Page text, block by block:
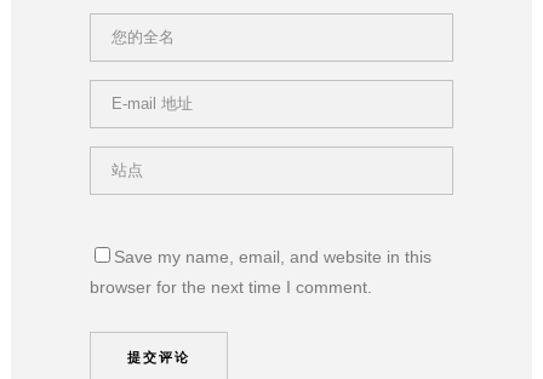
Save my name, email, and website in this
browser for the next time I comment.